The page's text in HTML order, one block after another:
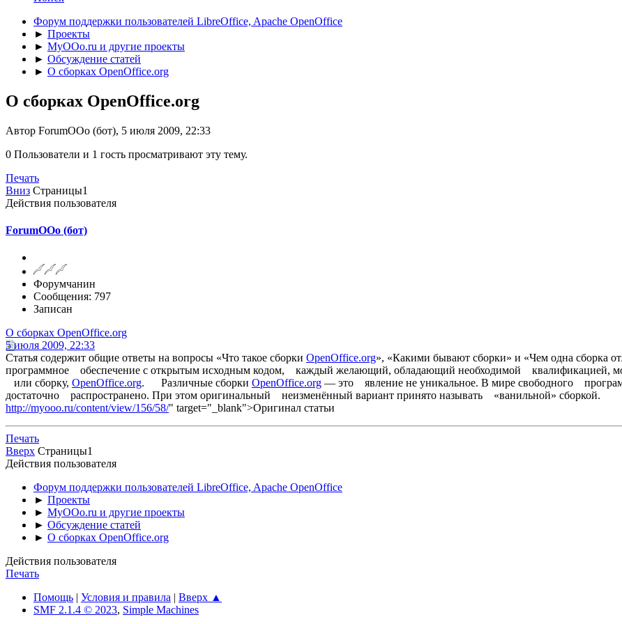
Форум поддержки пользователей LibreOffice, Apache OpenOffice
► Проекты
► MyOOo.ru и другие проекты
► Обсуждение статей
► О сборках OpenOffice.org
О сборках OpenOffice.org
Автор ForumOOo (бот), 5 июля 2009, 22:33
0 Пользователи и 1 гость просматривают эту тему.
Печать
Вниз Страницы1
Действия пользователя
ForumOOo (бот)
Форумчанин
Сообщения: 797
Записан
О сборках OpenOffice.org
5 июля 2009, 22:33
Cтатья содержит общие ответы на вопросы «Что такое сборки OpenOffice.org», «Какими бывают сборки» и «Чем одна сборка
программное обеспечение с открытым исходным кодом, каждый желающий, обладающий необходимой квалификацией,
или сборку, OpenOffice.org. Различные сборки OpenOffice.org — это явление не уникальное. В мире свободного
достаточно распространено. При этом оригинальный неизменённый вариант принято называть «ванильной» сборкой.
http://myooo.ru/content/view/156/58/" target="_blank">Оригинал статьи
Печать
Вверх Страницы1
Действия пользователя
Форум поддержки пользователей LibreOffice, Apache OpenOffice
► Проекты
► MyOOo.ru и другие проекты
► Обсуждение статей
► О сборках OpenOffice.org
Действия пользователя
Печать
Помощь | Условия и правила | Вверх ▲
SMF 2.1.4 © 2023, Simple Machines